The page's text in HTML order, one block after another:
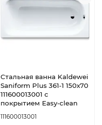
Стальная ванна Kaldewei
Saniform Plus 361-1 150x70
111600013001 с
покрытием Easy-clean
111600013001